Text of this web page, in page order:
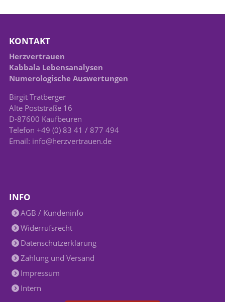
KONTAKT
Herzvertrauen
Kabbala Lebensanalysen
Numerologische Auswertungen
Birgit Tratberger
Alte Poststraße 16
D-87600 Kaufbeuren
Telefon +49 (0) 83 41 / 877 494
Email: info@herzvertrauen.de
INFO
AGB / Kundeninfo
Widerrufsrecht
Datenschutzerklärung
Zahlung und Versand
Impressum
Intern